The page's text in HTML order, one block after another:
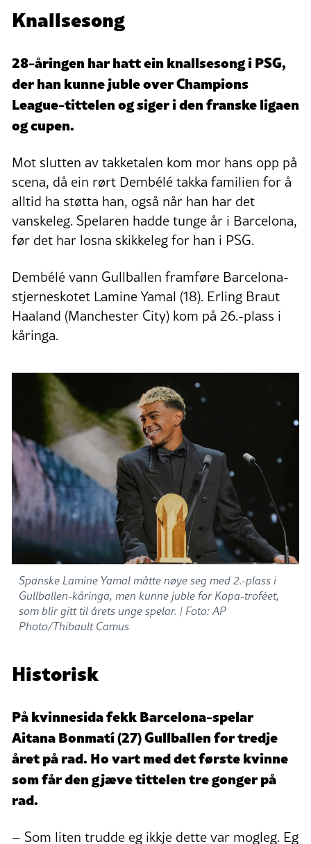
Kopa-trofeet går til den beste spelaren
Kjelde:NRKogVG.
Knallsesong
28-åringen har hatt ein knallsesong i PSG,
der han kunne juble over Champions
League-tittelen og siger i den franske ligaen
og cupen.
Mot slutten av takketalen kom mor hans opp på
scena, då ein rørt Dembélé takka familien for å
alltid ha støtta han, også når han har det
vanskeleg. Spelaren hadde tunge år i Barcelona,
før det har losna skikkeleg for han i PSG.
Dembélé vann Gullballen framføre Barcelona-
stjerneskotet Lamine Yamal (18). Erling Braut
Haaland (Manchester City) kom på 26.-plass i
kåringa.
Spanske Lamine Yamal måtte nøye seg med 2.-plass i
Gullballen-kåringa, men kunne juble for Kopa-troféet,
som blir gitt til årets unge spelar. | Foto: AP
Photo/Thibault Camus
Historisk
På kvinnesida fekk Barcelona-spelar
Aitana Bonmatí (27) Gullballen for tredje
året på rad. Ho vart med det første kvinne
som får den gjæve tittelen tre gonger på
rad.
– Som liten trudde eg ikkje dette var mogleg. Eg